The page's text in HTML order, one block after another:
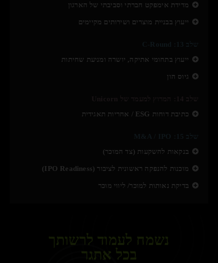
מדידת אימפקט חברתי וסביבתי של הארגון
ייעוץ בבניית מוצרים ושירותים מקיימים
ייעוץ בתחומי אתיקה, יושרה ומניעת שחיתות
גיוס הון
כתיבת דוחות ESG / אחריות תאגידית
בנקאות להשקעות (צד המוכר)
מוכנות להנפקה ראשונית לציבור (IPO Readiness)
בדיקת נאותות למוכר/ ליווי מוכר
נשמח לעמוד לרשותך
בכל אתגר